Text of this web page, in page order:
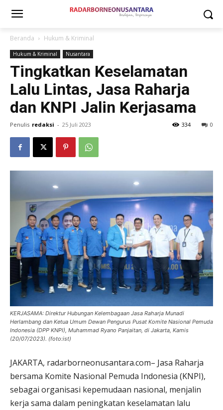
Beranda Hukum & Kriminal
Hukum & Kriminal Nusantara
Tingkatkan Keselamatan
Lalu Lintas, Jasa Raharja
dan KNPI Jalin Kerjasama
Penulis redaksi - 25 Juli 2023 0
334
KERJASAMA: Direktur Hubungan Kelembagaan Jasa Raharja Munadi
Herlambang dan Ketua Umum Dewan Pengurus Pusat Komite Nasional Pemuda
Indonesia (DPP KNPI), Muhammad Ryano Panjaitan, di Jakarta, Kamis
(20/07/2023). (foto:ist)
JAKARTA, radarborneonusantara.com– Jasa Raharja
bersama Komite Nasional Pemuda Indonesia (KNPI),
sebagai organisasi kepemudaan nasional, menjalin
kerja sama dalam peningkatan keselamatan lalu